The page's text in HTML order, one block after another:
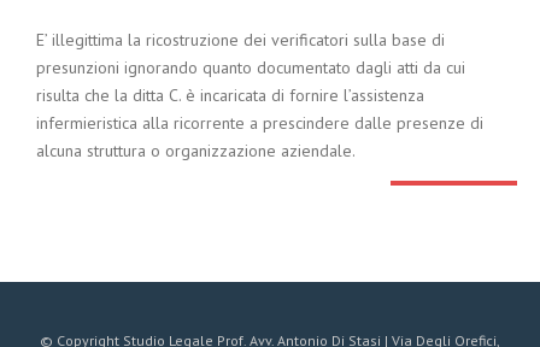
E’ illegittima la ricostruzione dei verificatori sulla base di
presunzioni ignorando quanto documentato dagli atti da cui
risulta che la ditta C. è incaricata di fornire l’assistenza
infermieristica alla ricorrente a prescindere dalle presenze di
alcuna struttura o organizzazione aziendale.
© Copyright Studio Legale Prof. Avv. Antonio Di Stasi | Via Degli Orefici,